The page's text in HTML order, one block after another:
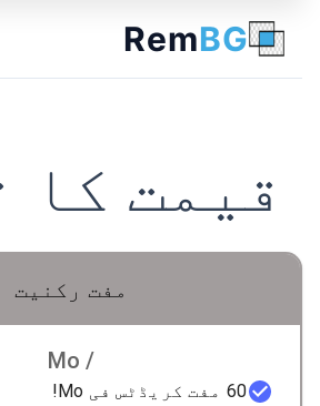
RemBG
قیمت کا
مفت رکنیت
60 مفت کریڈٹس فی Mo!